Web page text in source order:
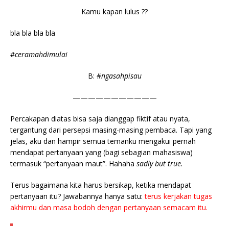
Kamu kapan lulus ??
bla bla bla bla
#ceramahdimulai
B: #ngasahpisau
———————————
Percakapan diatas bisa saja dianggap fiktif atau nyata,
tergantung dari persepsi masing-masing pembaca. Tapi yang
jelas, aku dan hampir semua temanku mengakui pernah
mendapat pertanyaan yang (bagi sebagian mahasiswa)
termasuk “pertanyaan maut”. Hahaha sadly but true.
Terus bagaimana kita harus bersikap, ketika mendapat
pertanyaan itu? Jawabannya hanya satu:terus kerjakan tugas
akhirmu dan masa bodoh dengan pertanyaan semacam itu.